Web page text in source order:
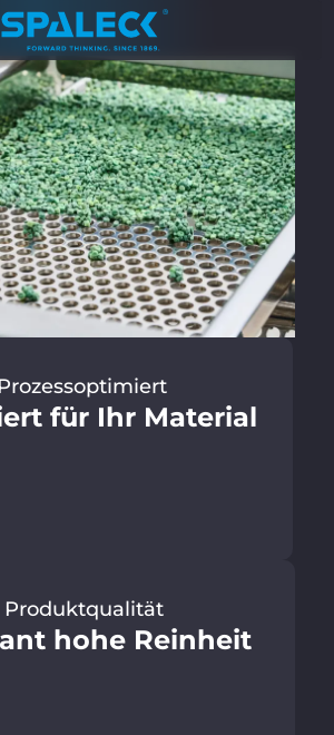
Prozess­optimiert
für Ihr Material
Produktqualität
hohe Reinheit